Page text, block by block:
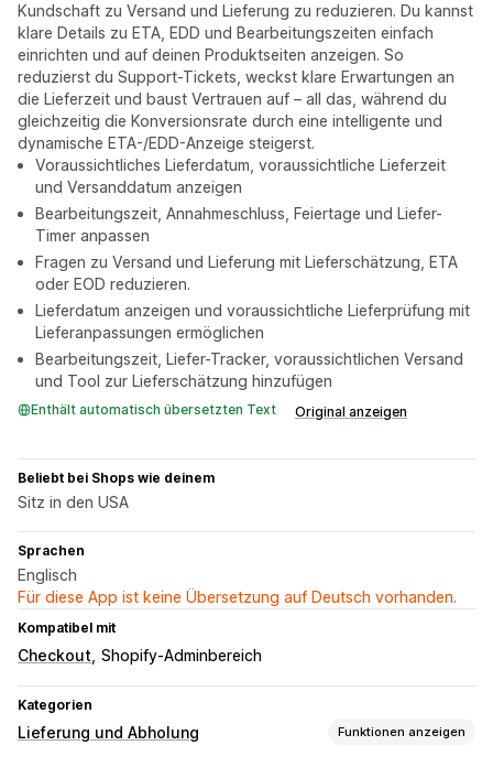
Kundschaft zu Versand und Lieferung zu reduzieren. Du kannst
klare Details zu ETA, EDD und Bearbeitungszeiten einfach
einrichten und auf deinen Produktseiten anzeigen. So
reduzierst du Support-Tickets, weckst klare Erwartungen an
die Lieferzeit und baust Vertrauen auf – all das, während du
gleichzeitig die Konversionsrate durch eine intelligente und
dynamische ETA-/EDD-Anzeige steigerst.
Voraussichtliches Lieferdatum, voraussichtliche Lieferzeit
und Versanddatum anzeigen
Bearbeitungszeit, Annahmeschluss, Feiertage und Liefer-
Timer anpassen
Fragen zu Versand und Lieferung mit Lieferschätzung, ETA
oder EOD reduzieren.
Lieferdatum anzeigen und voraussichtliche Lieferprüfung mit
Lieferanpassungen ermöglichen
Bearbeitungszeit, Liefer-Tracker, voraussichtlichen Versand
und Tool zur Lieferschätzung hinzufügen
Enthält automatisch übersetzten Text Original anzeigen
Beliebt bei Shops wie deinem
Sitz in den USA
Sprachen
Englisch
Für diese App ist keine Übersetzung auf Deutsch vorhanden.
Kompatibel mit
Checkout Shopify-Adminbereich
Kategorien
Lieferung und Abholung Funktionen anzeigen